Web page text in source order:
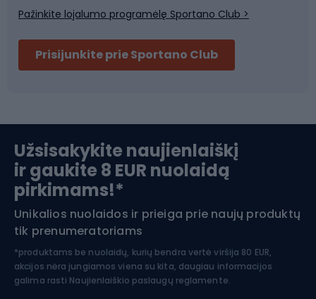
Slidinėjimas
Apranga žiemos sportui
Šiaurietiškas ėjimas
Pažinkite lojalumo programėlę Sportano Club >
Prisijunkite prie Sportano Club
Užsisakykite naujienlaiškį
ir gaukite 8 EUR nuolaidą
pirkimams!*
Unikalios nuolaidos ir prieiga prie naujų produktų
tik prenumeratoriams
*produktams be nuolaidų, kurių bendra vertė viršija 80 EUR,
akcijos nėra jungiamos viena su kita, daugiau informacijos
galima rasti Naujienlaiškio paslaugų reglamente.